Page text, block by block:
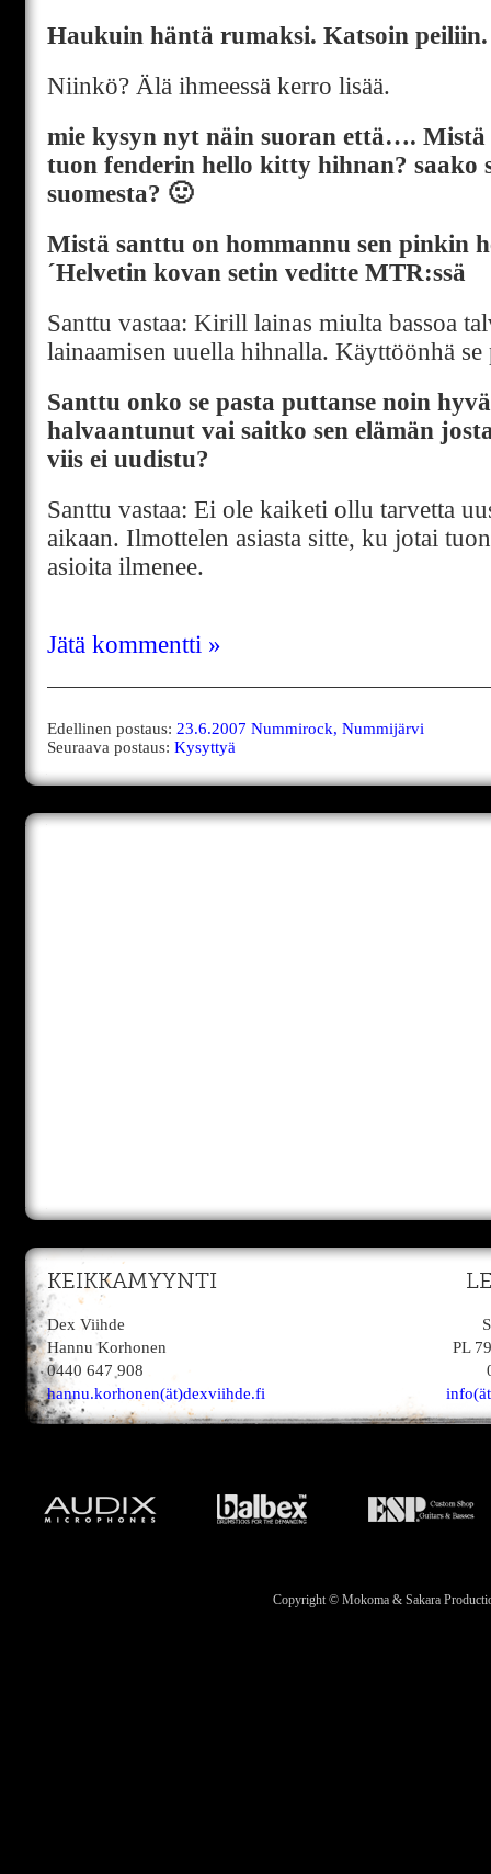
Haukuin häntä rumaksi. Katsoin
Niinkö? Älä ihmeessä kerro lisää.
mie kysyn nyt näin suoran että….
tuon fenderin hello kitty hihnan? saako
suomesta? 🙂
Mistä santtu on hommannu sen pinkin
´Helvetin kovan setin veditte MTR:ssä
Santtu vastaa: Kirill lainas miulta bassoa
lainaamisen uuella hihnalla. Käyttöönhä
Santtu onko se pasta puttanse noin
halvaantunut vai saitko sen elämän
viis ei uudistu?
Santtu vastaa: Ei ole kaiketi ollu tarvetta
aikaan. Ilmottelen asiasta sitte, ku jotai
asioita ilmenee.
Jätä kommentti »
Edellinen postaus: 23.6.2007 Nummirock, Nummijärvi
Seuraava postaus: Kysyttyä
KEIKKAMYYNTI
Dex Viihde
Hannu Korhonen
0440 647 908
hannu.korhonen(ät)dexviihde.fi
PL
Copyright © Mokoma & Sakara